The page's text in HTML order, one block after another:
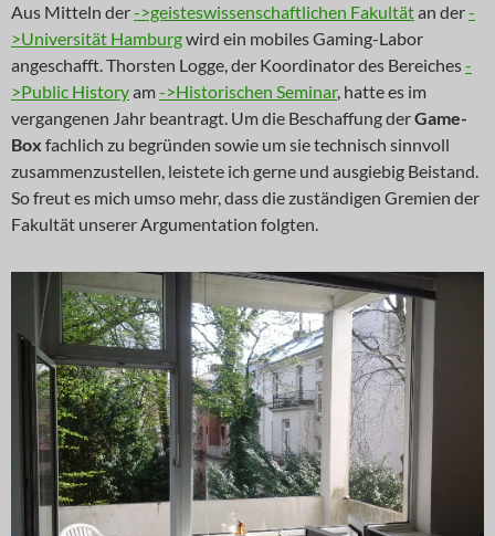
Aus Mitteln der->geisteswissenschaftlichen Fakultätan der-
>Universität Hamburgwird ein mobiles Gaming-Labor
angeschafft. Thorsten Logge, der Koordinator des Bereiches-
>Public Historyam->Historischen Seminar, hatte es im
vergangenen Jahr beantragt. Um die Beschaffung derGame-
Box fachlich zu begründen sowie um sie technisch sinnvoll
zusammenzustellen, leistete ich gerne und ausgiebig Beistand.
So freut es mich umso mehr, dass die zuständigen Gremien der
Fakultät unserer Argumentation folgten.